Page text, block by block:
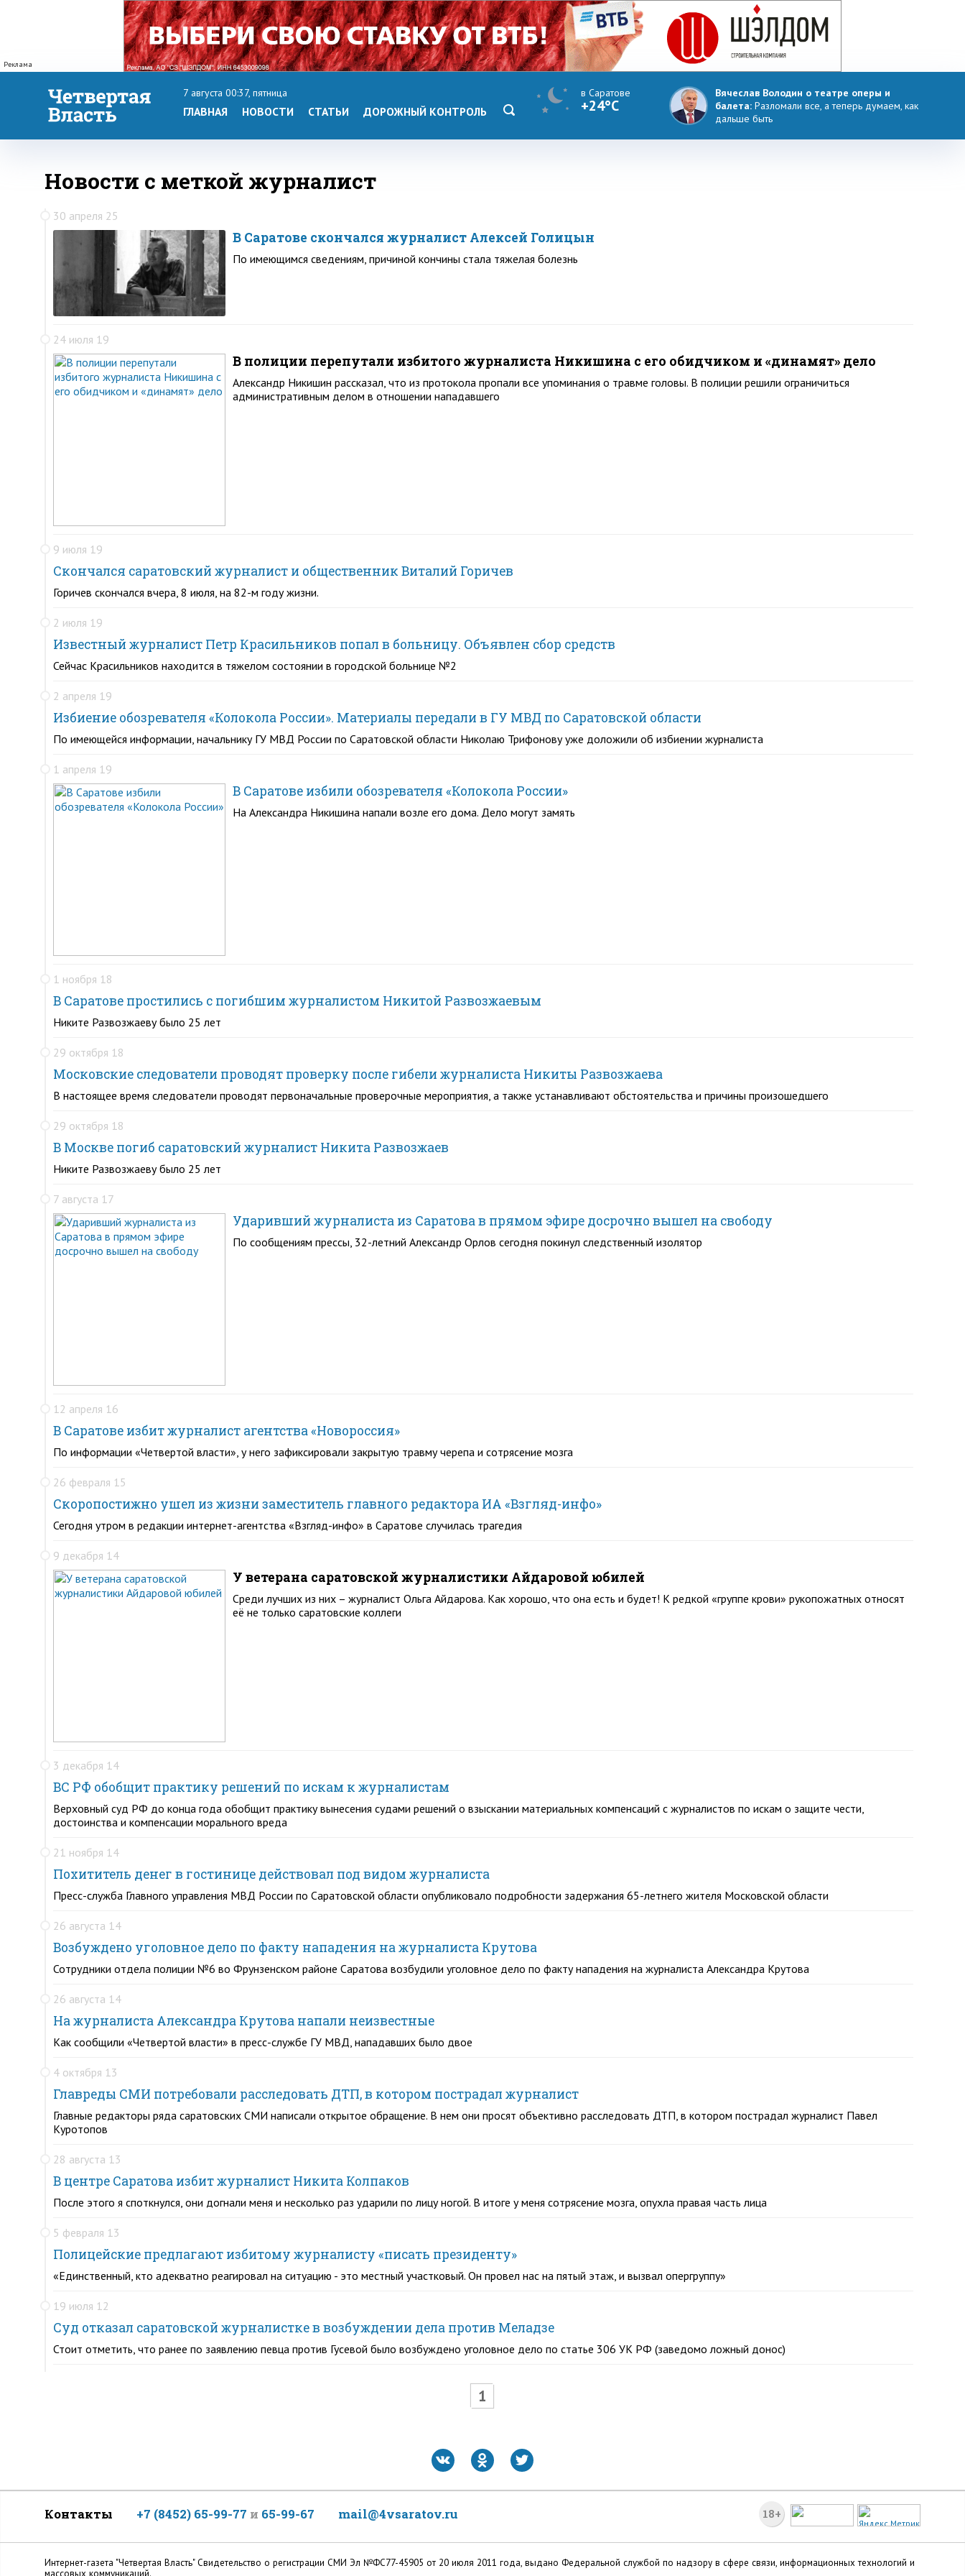
Реклама
7 августа 00:37, пятница
ГЛАВНАЯ НОВОСТИ СТАТЬИ ДОРОЖНЫЙ КОНТРОЛЬ
в Саратове
+24°C
Вячеслав Володин о театре оперы и
балета: Разломали все, а теперь думаем, как
дальше быть
Новости с меткой журналист
30 апреля 25
В Саратове скончался журналист Алексей Голицын
По имеющимся сведениям, причиной кончины стала тяжелая болезнь
24 июля 19
В полиции перепутали избитого журналиста Никишина с его обидчиком и «динамят» дело
Александр Никишин рассказал, что из протокола пропали все упоминания о травме головы. В полиции решили ограничиться
административным делом в отношении нападавшего
9 июля 19
Скончался саратовский журналист и общественник Виталий Горичев
Горичев скончался вчера, 8 июля, на 82-м году жизни.
2 июля 19
Известный журналист Петр Красильников попал в больницу. Объявлен сбор средств
Сейчас Красильников находится в тяжелом состоянии в городской больнице №2
2 апреля 19
Избиение обозревателя «Колокола России». Материалы передали в ГУ МВД по Саратовской области
По имеющейся информации, начальнику ГУ МВД России по Саратовской области Николаю Трифонову уже доложили об избиении журналиста
1 апреля 19
В Саратове избили обозревателя «Колокола России»
На Александра Никишина напали возле его дома. Дело могут замять
1 ноября 18
В Саратове простились с погибшим журналистом Никитой Развозжаевым
Никите Развозжаеву было 25 лет
29 октября 18
Московские следователи проводят проверку после гибели журналиста Никиты Развозжаева
В настоящее время следователи проводят первоначальные проверочные мероприятия, а также устанавливают обстоятельства и причины произошедшего
29 октября 18
В Москве погиб саратовский журналист Никита Развозжаев
Никите Развозжаеву было 25 лет
7 августа 17
Ударивший журналиста из Саратова в прямом эфире досрочно вышел на свободу
По сообщениям прессы, 32-летний Александр Орлов сегодня покинул следственный изолятор
12 апреля 16
В Саратове избит журналист агентства «Новороссия»
По информации «Четвертой власти», у него зафиксировали закрытую травму черепа и сотрясение мозга
26 февраля 15
Скоропостижно ушел из жизни заместитель главного редактора ИА «Взгляд-инфо»
Сегодня утром в редакции интернет-агентства «Взгляд-инфо» в Саратове случилась трагедия
9 декабря 14
У ветерана саратовской журналистики Айдаровой юбилей
Среди лучших из них – журналист Ольга Айдарова. Как хорошо, что она есть и будет! К редкой «группе крови» рукопожатных относят
её не только саратовские коллеги
3 декабря 14
ВС РФ обобщит практику решений по искам к журналистам
Верховный суд РФ до конца года обобщит практику вынесения судами решений о взыскании материальных компенсаций с журналистов по искам о защите чести,
достоинства и компенсации морального вреда
21 ноября 14
Похититель денег в гостинице действовал под видом журналиста
Пресс-служба Главного управления МВД России по Саратовской области опубликовало подробности задержания 65-летнего жителя Московской области
26 августа 14
Возбуждено уголовное дело по факту нападения на журналиста Крутова
Сотрудники отдела полиции №6 во Фрунзенском районе Саратова возбудили уголовное дело по факту нападения на журналиста Александра Крутова
26 августа 14
На журналиста Александра Крутова напали неизвестные
Как сообщили «Четвертой власти» в пресс-службе ГУ МВД, нападавших было двое
4 октября 13
Главреды СМИ потребовали расследовать ДТП, в котором пострадал журналист
Главные редакторы ряда саратовских СМИ написали открытое обращение. В нем они просят объективно расследовать ДТП, в котором пострадал журналист Павел
Куротопов
28 августа 13
В центре Саратова избит журналист Никита Колпаков
После этого я споткнулся, они догнали меня и несколько раз ударили по лицу ногой. В итоге у меня сотрясение мозга, опухла правая часть лица
5 февраля 13
Полицейские предлагают избитому журналисту «писать президенту»
«Единственный, кто адекватно реагировал на ситуацию - это местный участковый. Он провел нас на пятый этаж, и вызвал опергруппу»
19 июля 12
Суд отказал саратовской журналистке в возбуждении дела против Меладзе
Стоит отметить, что ранее по заявлению певца против Гусевой было возбуждено уголовное дело по статье 306 УК РФ (заведомо ложный донос)
1
18+
Контакты +7 (8452) 65-99-77 и 65-99-67 mail@4vsaratov.ru
Интернет-газета "Четвертая Власть" Cвидетельство о регистрации СМИ Эл №ФС77-45905 от 20 июля 2011 года, выдано Федеральной службой по надзору в сфере связи, информационных технологий и
массовых коммуникаций.